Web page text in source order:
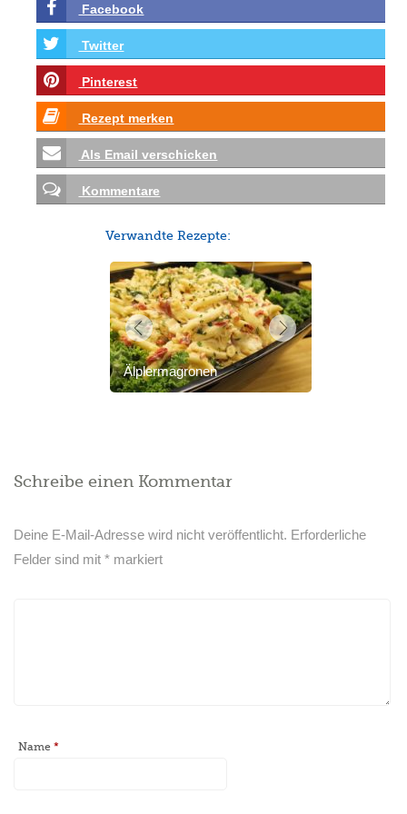
Facebook
Twitter
Pinterest
Rezept merken
Als Email verschicken
Kommentare
Verwandte Rezepte:
Älplermagronen
Schreibe einen Kommentar
Deine E-Mail-Adresse wird nicht veröffentlicht. Erforderliche
Felder sind mit* markiert
Name*